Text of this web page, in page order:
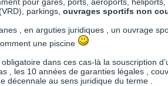
parkings, ouvrages sportifs non
, en arguties juridiques , un ouvrage
une piscine
obligatoire dans ces cas-là la souscription
, les 10 années de garanties légales ,
décennale au sens juridique du terme .